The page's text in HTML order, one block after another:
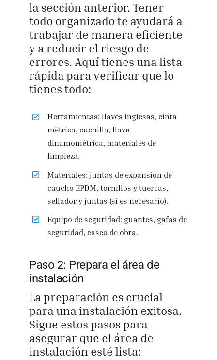
la sección anterior. Tener
todo organizado te ayudará a
trabajar de manera eficiente
y a reducir el riesgo de
errores. Aquí tienes una lista
rápida para verificar que lo
tienes todo:
Herramientas: llaves inglesas, cinta
métrica, cuchilla, llave
dinamométrica, materiales de
limpieza.
Materiales: juntas de expansión de
caucho EPDM, tornillos y tuercas,
sellador y juntas (si es necesario).
Equipo de seguridad: guantes, gafas de
seguridad, casco de obra.
Paso 2: Prepara el área de
instalación
La preparación es crucial
para una instalación exitosa.
Sigue estos pasos para
asegurar que el área de
instalación esté lista: